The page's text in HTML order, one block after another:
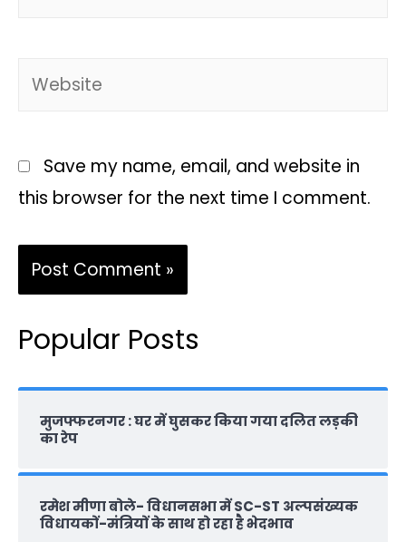
Save my name, email, and website in
this browser for the next time I comment.
Popular Posts
मुजफ्फरनगर : घर में घुसकर किया गया दलित लड़की
का रेप
रमेश मीणा बोले- विधानसभा में SC-ST अल्पसंख्यक
विधायकों-मंत्रियों के साथ हो रहा है भेदभाव